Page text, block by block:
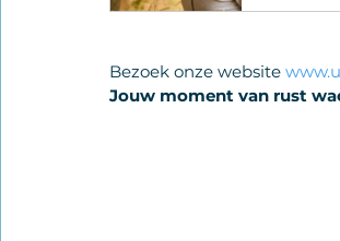
Bezoek onze website
Jouw moment van rust